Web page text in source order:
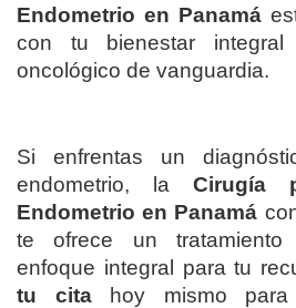
Endometrio en Panamá
con tu bienestar
oncológico de vanguardia.
Si enfrentas un
endometrio, la Cirugía
Endometrio en Panamá
te ofrece un
enfoque integral para tu
tu citahoy mismo para